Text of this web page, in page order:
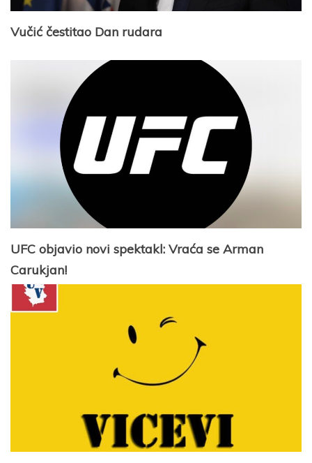
Vučić čestitao Dan rudara
UFC objavio novi spektakl: Vraća se Arman
Carukjan!